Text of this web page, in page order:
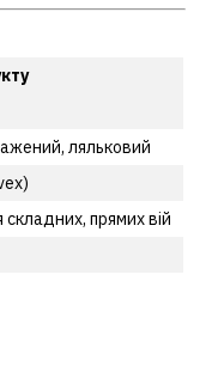
ляльковий
прямих вій